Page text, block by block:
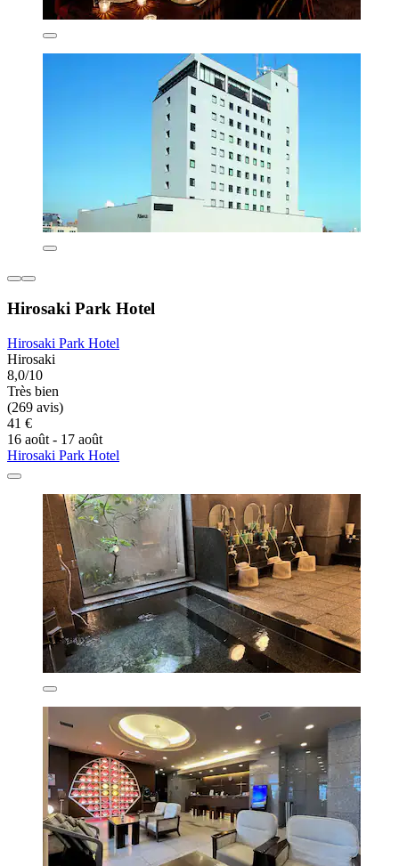
Hirosaki Park Hotel
Hirosaki Park Hotel
Hirosaki
8,0/10
Très bien
(269 avis)
41 €
16 août - 17 août
Hirosaki Park Hotel